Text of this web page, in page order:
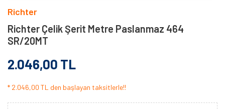
Richter
Richter Çelik Şerit Metre Paslanmaz 464
SR/20MT
2.046,00 TL
* 2.046,00 TL den başlayan taksitlerle!!